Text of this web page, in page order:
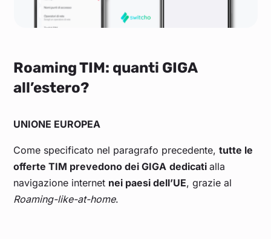
Roaming TIM: quanti GIGA
all’estero?
UNIONE EUROPEA
Come specificato nel paragrafo precedente,tutte le
offerte TIM prevedono dei GIGA dedicatialla
navigazione internet nei paesi dell’UE, grazie al
Roaming-like-at-home.